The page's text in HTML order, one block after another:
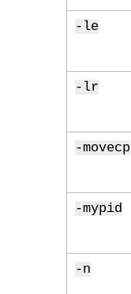
-le
-lr
-movecp
-mypid
-n